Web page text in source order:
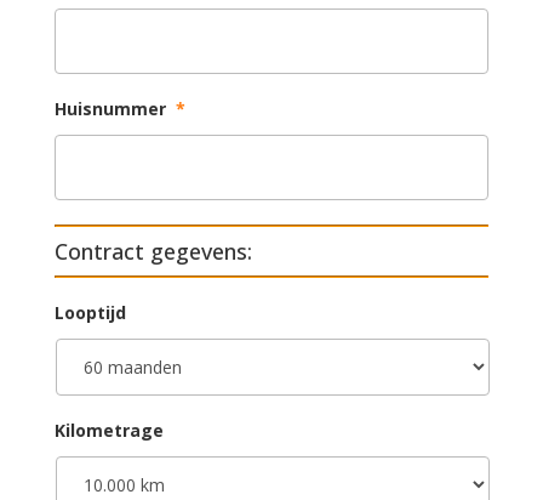
Huisnummer *
Contract gegevens:
Looptijd
Kilometrage